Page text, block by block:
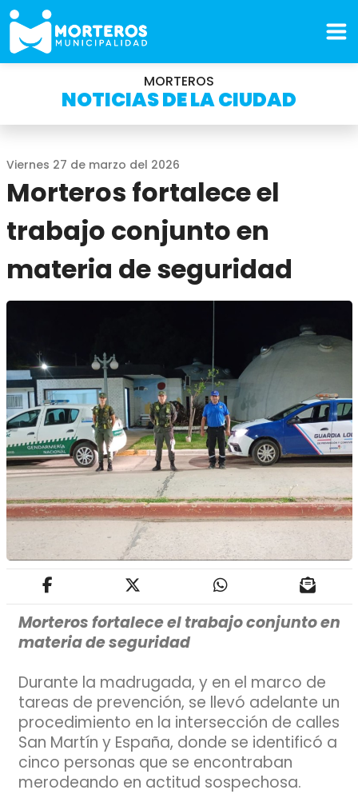
MORTEROS
NOTICIAS DE LA CIUDAD
Viernes 27 de marzo del 2026
Morteros fortalece el
trabajo conjunto en
materia de seguridad
Morteros fortalece el trabajo conjunto en
materia de seguridad
Durante la madrugada, y en el marco de
tareas de prevención, se llevó adelante un
procedimiento en la intersección de calles
San Martín y España, donde se identificó a
cinco personas que se encontraban
merodeando en actitud sospechosa.